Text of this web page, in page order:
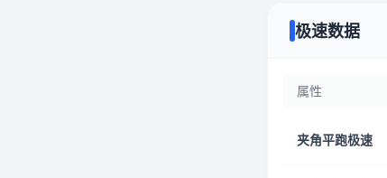
极速数据
属性
夹角平跑极速